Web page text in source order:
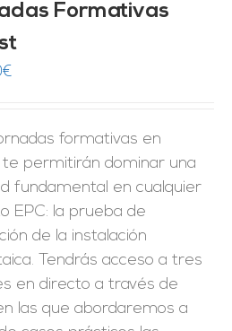
Formativas
€
formativas en
permitirán dominar una
fundamental en cualquier
EPC: la prueba de
de la instalación
Tendrás acceso a tres
en directo a través de
las que abordaremos a